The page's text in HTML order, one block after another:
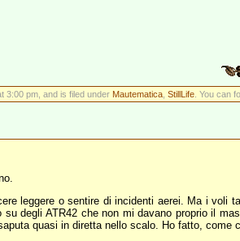
3:00 pm, and is filed under Mautematica, StillLife. You can
leggere o sentire di incidenti aerei. Ma i
degli ATR42 che non mi davano proprio il
quasi in diretta nello scalo. Ho fatto,